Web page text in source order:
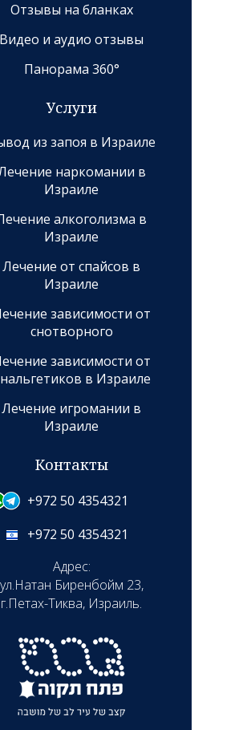
Отзывы на бланках
Видео и аудио отзывы
Панорама 360°
Услуги
из запоя в Израиле
наркомании в
Израиле
алкоголизма в
Израиле
Лечение от спайсов в
Израиле
зависимости от
снотворного
зависимости от
в Израиле
Лечение игромании в
Израиле
Контакты
+972 50 4354321
+972 50 4354321
Адрес:
ул.Натан Биренбойм 23,
г.Петах-Тиква, Израиль.